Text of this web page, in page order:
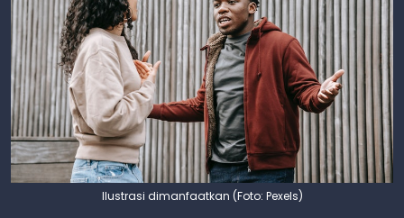
Ilustrasi dimanfaatkan (Foto: Pexels)